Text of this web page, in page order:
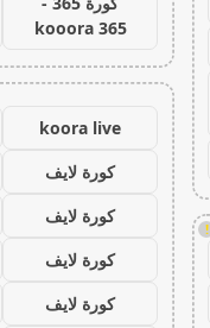
!
kooora 365
koora live
كورة لايف
كورة لايف
كورة لايف
كورة لايف